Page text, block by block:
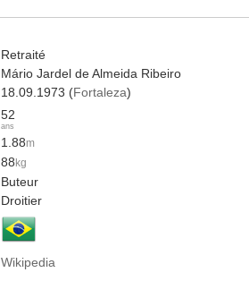
Retraité
Mário Jardel de Almeida Ribeiro
18.09.1973 (Fortaleza)
52
ans
1.88m
88 kg
Buteur
Droitier
Wikipedia